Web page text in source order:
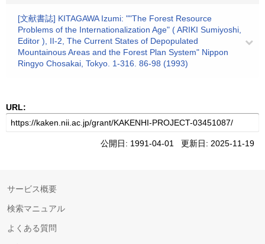
[文献書誌] KITAGAWA Izumi: ""The Forest Resource
Problems of the Internationalization Age" ( ARIKI Sumiyoshi,
Editor ), II-2, The Current States of Depopulated
Mountainous Areas and the Forest Plan System" Nippon
Ringyo Chosakai, Tokyo. 1-316. 86-98 (1993)
URL:
公開日: 1991-04-01 更新日: 2025-11-19
サービス概要
検索マニュアル
よくある質問